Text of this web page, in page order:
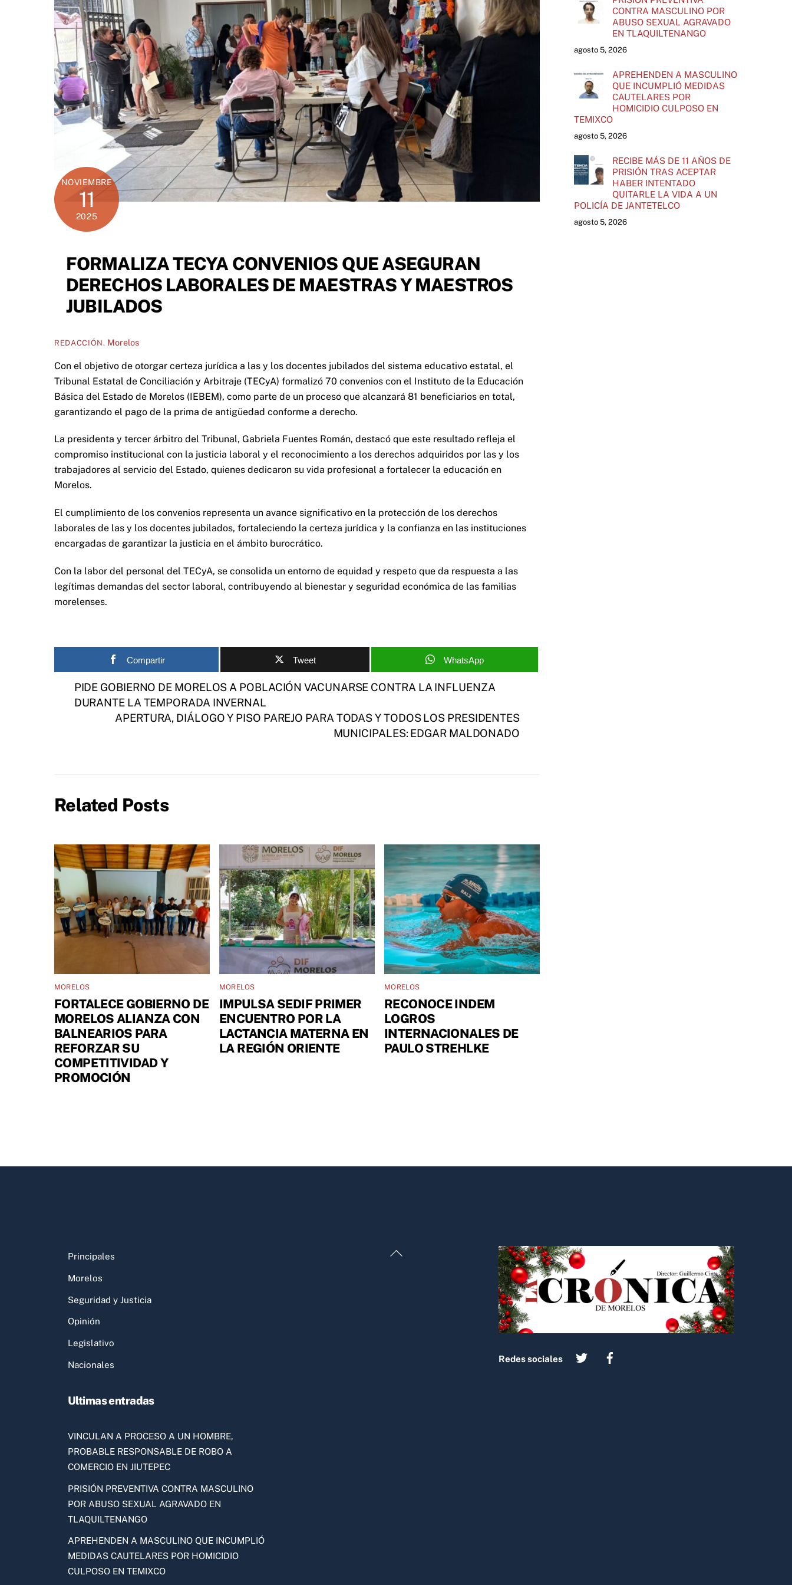
NOVIEMBRE
11
2025
FORMALIZA TECYA CONVENIOS QUE ASEGURAN
DERECHOS LABORALES DE MAESTRAS Y MAESTROS
JUBILADOS
REDACCIÓN. Morelos
Con el objetivo de otorgar certeza jurídica a las y los docentes jubilados del sistema educativo estatal, el
Tribunal Estatal de Conciliación y Arbitraje (TECyA) formalizó 70 convenios con el Instituto de la Educación
Básica del Estado de Morelos (IEBEM), como parte de un proceso que alcanzará 81 beneficiarios en total,
garantizando el pago de la prima de antigüedad conforme a derecho.
La presidenta y tercer árbitro del Tribunal, Gabriela Fuentes Román, destacó que este resultado refleja el
compromiso institucional con la justicia laboral y el reconocimiento a los derechos adquiridos por las y los
trabajadores al servicio del Estado, quienes dedicaron su vida profesional a fortalecer la educación en
Morelos.
El cumplimiento de los convenios representa un avance significativo en la protección de los derechos
laborales de las y los docentes jubilados, fortaleciendo la certeza jurídica y la confianza en las instituciones
encargadas de garantizar la justicia en el ámbito burocrático.
Con la labor del personal del TECyA, se consolida un entorno de equidad y respeto que da respuesta a las
legítimas demandas del sector laboral, contribuyendo al bienestar y seguridad económica de las familias
morelenses.
Compartir Tweet WhatsApp
PIDE GOBIERNO DE MORELOS A POBLACIÓN VACUNARSE CONTRA LA INFLUENZA
DURANTE LA TEMPORADA INVERNAL
APERTURA, DIÁLOGO Y PISO PAREJO PARA TODAS Y TODOS LOS PRESIDENTES
MUNICIPALES: EDGAR MALDONADO
Related Posts
MORELOS
FORTALECE GOBIERNO DE
MORELOS ALIANZA CON
BALNEARIOS PARA
REFORZAR SU
COMPETITIVIDAD Y
PROMOCIÓN
MORELOS
IMPULSA SEDIF PRIMER
ENCUENTRO POR LA
LACTANCIA MATERNA EN
LA REGIÓN ORIENTE
MORELOS
RECONOCE INDEM
LOGROS
INTERNACIONALES DE
PAULO STREHLKE
CONTRA MASCULINO POR
ABUSO SEXUAL AGRAVADO
EN TLAQUILTENANGO
agosto 5, 2026
APREHENDEN A MASCULINO
QUE INCUMPLIÓ MEDIDAS
CAUTELARES POR
HOMICIDIO CULPOSO EN
TEMIXCO
agosto 5, 2026
RECIBE MÁS DE 11 AÑOS DE
PRISIÓN TRAS ACEPTAR
HABER INTENTADO
QUITARLE LA VIDA A UN
POLICÍA DE JANTETELCO
agosto 5, 2026
Back
Redes sociales
Principales
Morelos
Seguridad y Justicia
Opinión
Legislativo
Nacionales
Ultimas entradas
VINCULAN A PROCESO A UN HOMBRE,
PROBABLE RESPONSABLE DE ROBO A
COMERCIO EN JIUTEPEC
PRISIÓN PREVENTIVA CONTRA MASCULINO
POR ABUSO SEXUAL AGRAVADO EN
TLAQUILTENANGO
APREHENDEN A MASCULINO QUE INCUMPLIÓ
MEDIDAS CAUTELARES POR HOMICIDIO
CULPOSO EN TEMIXCO